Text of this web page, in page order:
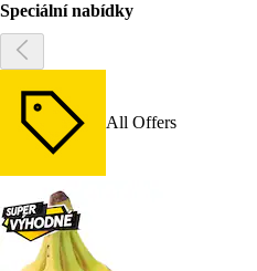
Speciální nabídky
All Offers